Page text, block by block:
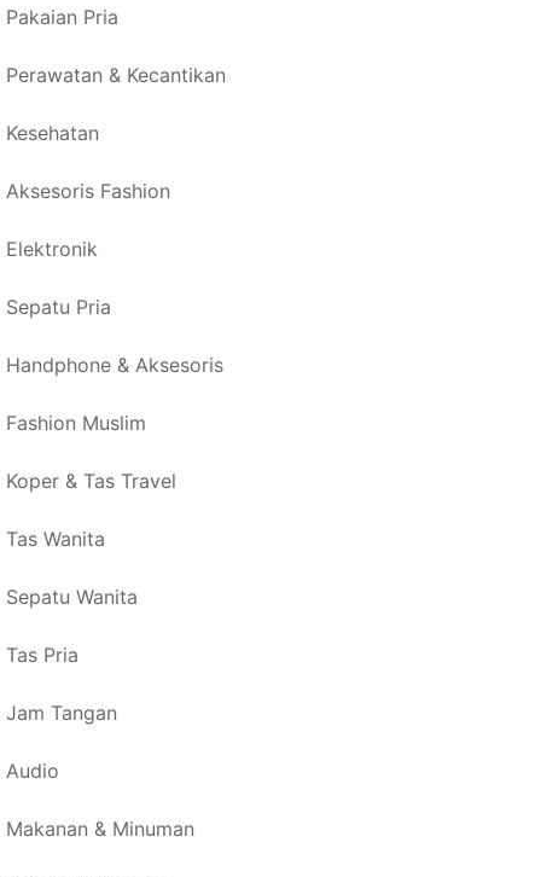
Pakaian Pria
Perawatan & Kecantikan
Kesehatan
Aksesoris Fashion
Elektronik
Sepatu Pria
Handphone & Aksesoris
Fashion Muslim
Koper & Tas Travel
Tas Wanita
Sepatu Wanita
Tas Pria
Jam Tangan
Audio
Makanan & Minuman